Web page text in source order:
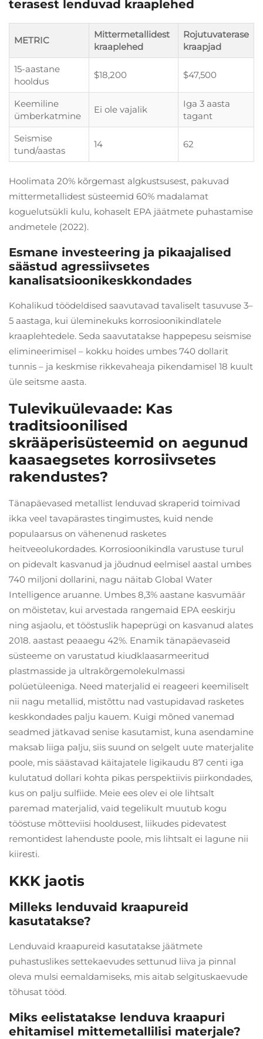
terasest lenduvad kraaplehed
METRIC
Mittermetallidest
kraaplehed
Rojutuvaterase
kraapjad
15-aastane
hooldus
$18,200 $47,500
Keemiline
ümberkatmine
Ei ole vajalik
Iga 3 aasta
tagant
Seismise
tund/aastas
14 62
Hoolimata 20% kõrgemast algkustsusest, pakuvad
mittermetallidest süsteemid 60% madalamat
koguelutsükli kulu, kohaselt EPA jäätmete puhastamise
andmetele (2022).
Esmane investeering ja pikaajalised
säästud agressiivsetes
kanalisatsioonikeskkondades
Kohalikud töödeldised saavutavad tavaliselt tasuvuse 3–
5 aastaga, kui üleminekuks korrosioonikindlatele
kraaplehtedele. Seda saavutatakse happepesu seismise
elimineerimisel – kokku hoides umbes 740 dollarit
tunnis – ja keskmise rikkevaheaja pikendamisel 18 kuult
üle seitsme aasta.
Tulevikuülevaade: Kas
traditsioonilised
skrääperisüsteemid on aegunud
kaasaegsetes korrosiivsetes
rakendustes?
Tänapäevased metallist lenduvad skraperid toimivad
ikka veel tavapärastes tingimustes, kuid nende
populaarsus on vähenenud rasketes
heitveeolukordades. Korrosioonikindla varustuse turul
on pidevalt kasvanud ja jõudnud eelmisel aastal umbes
740 miljoni dollarini, nagu näitab Global Water
Intelligence aruanne. Umbes 8,3% aastane kasvumäär
on mõistetav, kui arvestada rangemaid EPA eeskirju
ning asjaolu, et tööstuslik hapeprügi on kasvanud alates
2018. aastast peaaegu 42%. Enamik tänapäevaseid
süsteeme on varustatud kiudklaasarmeeritud
plastmasside ja ultrakõrgemolekulmassi
polüetüleeniga. Need materjalid ei reageeri keemiliselt
nii nagu metallid, mistõttu nad vastupidavad rasketes
keskkondades palju kauem. Kuigi mõned vanemad
seadmed jätkavad senise kasutamist, kuna asendamine
maksab liiga palju, siis suund on selgelt uute materjalite
poole, mis säästavad käitajatele ligikaudu 87 centi iga
kulutatud dollari kohta pikas perspektiivis piirkondades,
kus on palju sulfiide. Meie ees olev ei ole lihtsalt
paremad materjalid, vaid tegelikult muutub kogu
tööstuse mõtteviisi hooldusest, liikudes pidevatest
remontidest lahenduste poole, mis lihtsalt ei lagune nii
kiiresti.
KKK jaotis
Milleks lenduvaid kraapureid
kasutatakse?
Lenduvaid kraapureid kasutatakse jäätmete
puhastuslikes settekaevudes settunud liiva ja pinnal
oleva mulsi eemaldamiseks, mis aitab selgituskaevude
tõhusat tööd.
Miks eelistatakse lenduva kraapuri
ehitamisel mittemetallilisi materjale?